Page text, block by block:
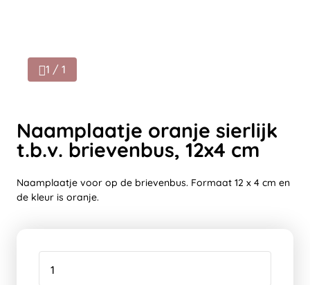
1 / 1
Naamplaatje oranje sierlijk
t.b.v. brievenbus, 12x4 cm
Naamplaatje voor op de brievenbus. Formaat 12 x 4 cm en
de kleur is oranje.